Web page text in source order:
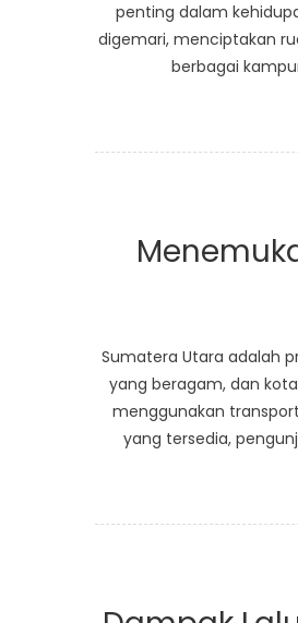
penting dalam
digemari, menciptakan
berbagai
Sumatera Utara adalah
yang beragam, dan
menggunakan
yang tersedia,